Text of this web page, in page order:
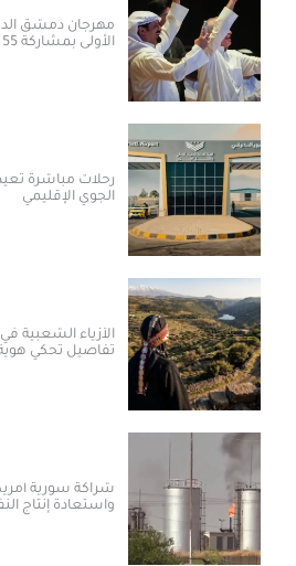
مهرجان دمشق الدولي للشعر
الأولى بمشاركة 55 مبدعاً من 16 دولة
رحلات مباشرة تعيد دير الزور
الجوي الإقليمي
الأزياء الشعبية في قرى
تفاصيل تحكي هوية المكان
شراكة سورية أمريكية لتطوير
واستعادة إنتاج النفط